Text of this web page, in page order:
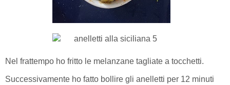
Nel frattempo ho fritto le melanzane tagliate a tocchetti.
Successivamente ho fatto bollire gli anelletti per 12 minuti